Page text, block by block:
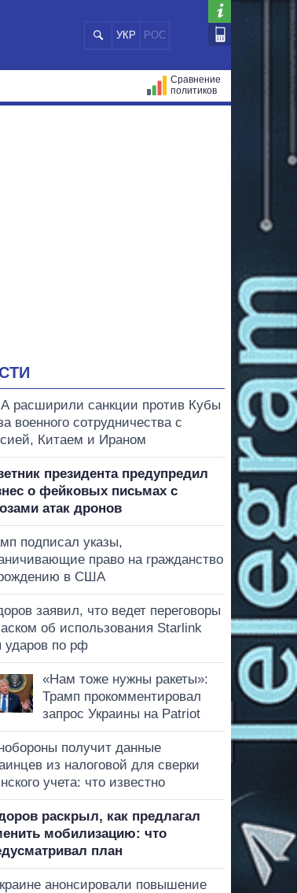
УКР РОС
Сравнение
политиков
расширили санкции против Кубы
военного сотрудничества с
Китаем и Ираном
президента предупредил
о фейковых письмах с
атак дронов
подписал указы,
право на гражданство
в США
заявил, что ведет переговоры
об использования Starlink
ударов по рф
«Нам тоже нужны ракеты»:
Трамп прокомментировал
запрос Украины на Patriot
получит данные
из налоговой для сверки
учета: что известно
раскрыл, как предлагал
мобилизацию: что
план
анонсировали повышение